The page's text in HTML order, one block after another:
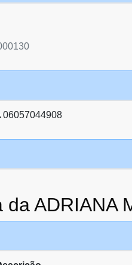
06057044908
ADRIANA